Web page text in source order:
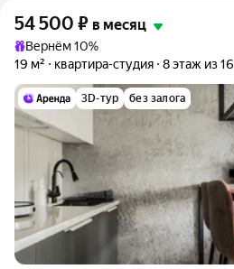
54 500 ₽ в месяц
Вернём 10%
19 м²
квартира-студия 8 этаж из 16
3D-тур без залога